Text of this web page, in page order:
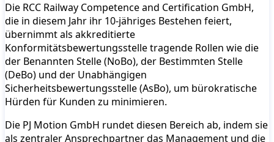
Die RCC Railway Competence and Certification GmbH,
die in diesem Jahr ihr 10-jähriges Bestehen feiert,
übernimmt als akkreditierte
Konformitätsbewertungsstelle tragende Rollen wie die
der Benannten Stelle (NoBo), der Bestimmten Stelle
(DeBo) und der Unabhängigen
Sicherheitsbewertungsstelle (AsBo), um bürokratische
Hürden für Kunden zu minimieren.
Die PJ Motion GmbH rundet diesen Bereich ab, indem sie
als zentraler Ansprechpartner das Management und die